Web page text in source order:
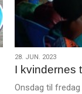
28.
jun.
2023
28. JUN. 2023
I kvindernes
Onsdag til